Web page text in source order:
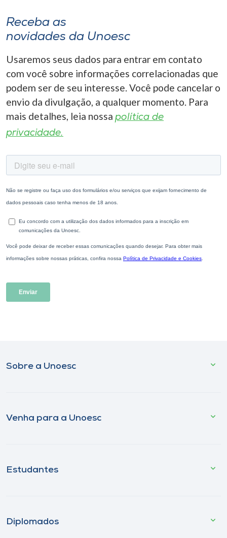
Receba as
novidades da Unoesc
Usaremos seus dados para entrar em contato
com você sobre informações correlacionadas que
podem ser de seu interesse. Você pode cancelar o
envio da divulgação, a qualquer momento. Para
mais detalhes, leia nossa política de
privacidade.
Sobre a Unoesc
Venha para a Unoesc
Estudantes
Diplomados